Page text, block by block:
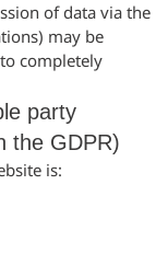
of data via the
may be
completely
party
the GDPR)
is: